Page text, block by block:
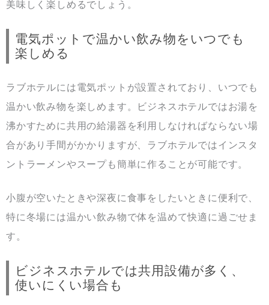
美味しく楽しめるでしょう。
電気ポットで温かい飲み物をいつでも
楽しめる
ラブホテルには電気ポットが設置されており、いつでも
温かい飲み物を楽しめます。ビジネスホテルではお湯を
沸かすために共用の給湯器を利用しなければならない場
合があり手間がかかりますが、ラブホテルではインスタ
ントラーメンやスープも簡単に作ることが可能です。
小腹が空いたときや深夜に食事をしたいときに便利で、
特に冬場には温かい飲み物で体を温めて快適に過ごせま
す。
ビジネスホテルでは共用設備が多く、
使いにくい場合も